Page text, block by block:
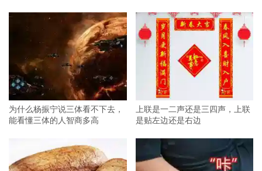
为什么杨振宁说三体看不下去，
能看懂三体的人智商多高
上联是一二声还是三四声，上联
是贴左边还是右边